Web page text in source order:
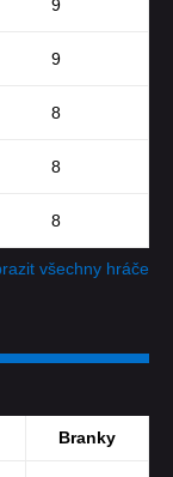
9
9
8
8
8
všechny hráče
Branky